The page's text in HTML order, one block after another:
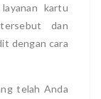
kartu
dan
dengan cara
telah Anda